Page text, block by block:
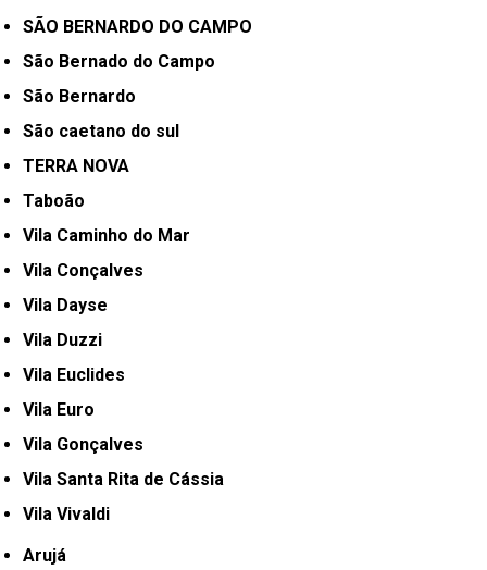
SÃO BERNARDO DO CAMPO
São Bernado do Campo
São Bernardo
São caetano do sul
TERRA NOVA
Taboão
Vila Caminho do Mar
Vila Conçalves
Vila Dayse
Vila Duzzi
Vila Euclides
Vila Euro
Vila Gonçalves
Vila Santa Rita de Cássia
Vila Vivaldi
Arujá